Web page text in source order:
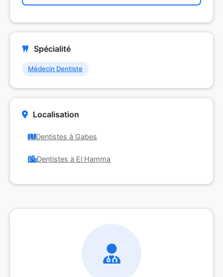
Spécialité
Médecin Dentiste
Localisation
Dentistes à Gabes
Dentistes à El Hamma